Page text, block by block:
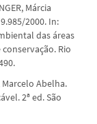
Márcia
2000. In:
das áreas
Rio
Marcelo Abelha.
2ª ed. São